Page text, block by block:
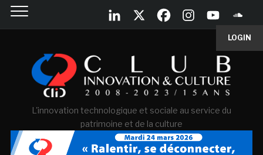
LOGIN
L'innovation technologique et sociale au service du
patrimoine et de la culture